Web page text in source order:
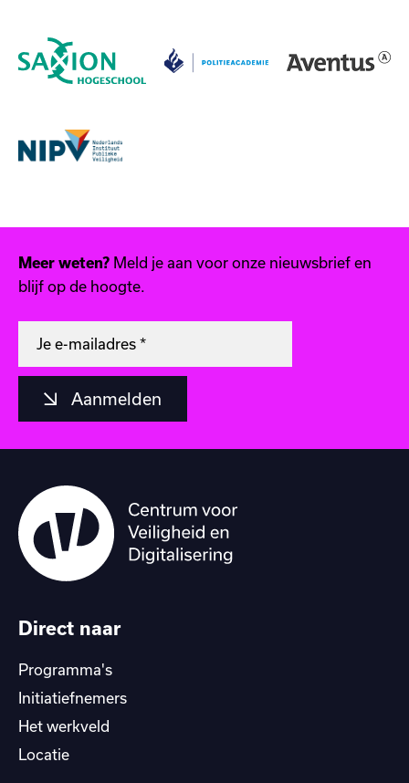
Meer weten? Meld je aan voor onze nieuwsbrief en
blijf op de hoogte.
Aanmelden
Direct naar
Programma's
Initiatiefnemers
Het werkveld
Locatie